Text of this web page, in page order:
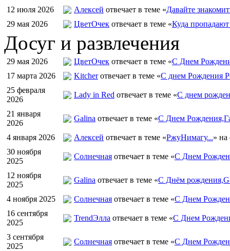
12 июля 2026 Алексей отвечает в теме «Давайте
29 мая 2026
ЦветOчек отвечает в теме «Куда
Досуг и развлечения
29 мая 2026 ЦветOчек отвечает в теме «С Днем
17 марта 2026
Kitcherотвечает в теме «С днем Рождения
25 февраля
2026
Lady in Red отвечает в теме «С днем
21 января
2026
Galina отвечает в теме «С Днем
4 января 2026 Алексей отвечает в теме «РжуНимагу...» на
30 ноября
2025
Солнечная отвечает в теме «С Днем
12 ноября
2025
Galina отвечает в теме «С Днём
4 ноября 2025 Солнечная отвечает в теме «С Днем
16 сентября
2025
TrendЭлла отвечает в теме «С Днем
3 сентября
2025
Солнечная отвечает в теме «С Днем